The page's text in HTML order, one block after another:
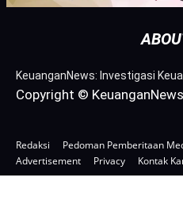
KeuanganNews: Investigasi
Copyright ©
Redaksi Pedoman Pemberitaan
Advertisement
Privacy Kontak